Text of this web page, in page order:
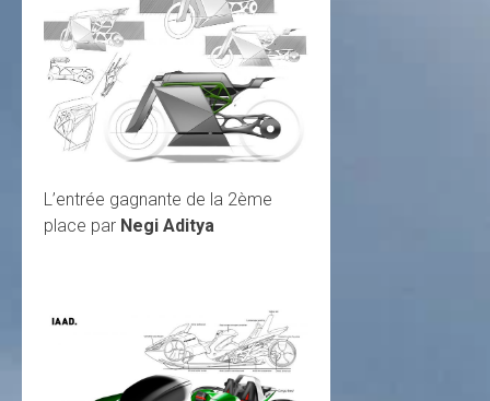
L’entrée gagnante de la 2ème
place par Negi Aditya